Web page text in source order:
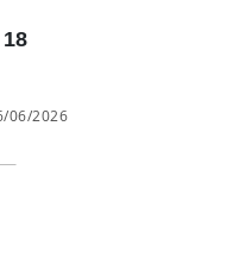
06/2026